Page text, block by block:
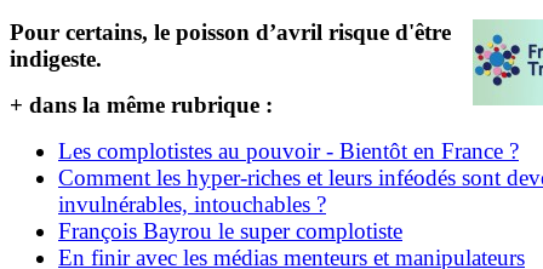
Pour certains, le poisson d’avril risque d'être
indigeste.
+ dans la même rubrique :
Les complotistes au pouvoir - Bientôt en France ?
Comment les hyper-riches et leurs inféodés sont
invulnérables, intouchables ?
François Bayrou le super complotiste
En finir avec les médias menteurs et manipulateurs